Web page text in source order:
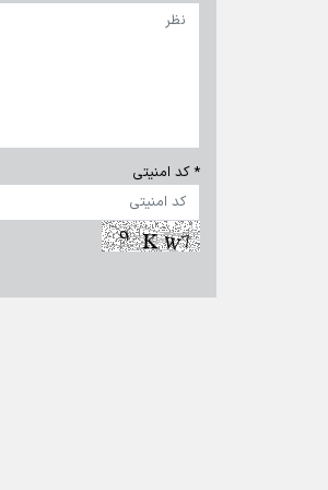
* کد امنیتی